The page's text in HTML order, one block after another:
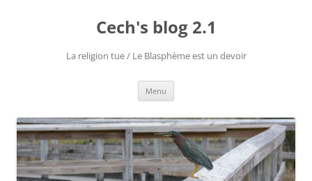
Cech's blog 2.1
La religion tue / Le Blasphème est un devoir
Menu